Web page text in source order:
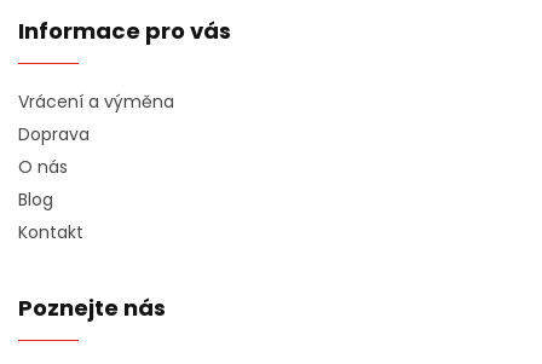
Informace pro vás
Vrácení a výměna
Doprava
O nás
Blog
Kontakt
Poznejte nás